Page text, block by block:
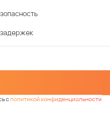
задержек
сполитикой конфиденциальности